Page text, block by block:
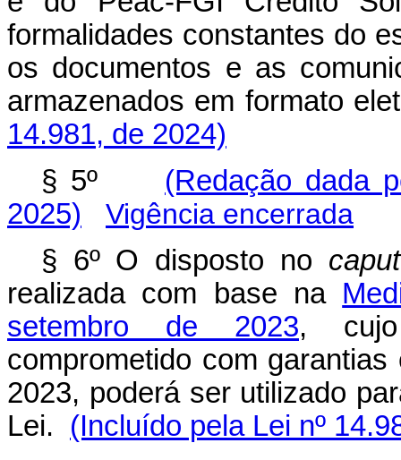
formalidades constantes do
os documentos e as
armazenados em formato
14.981, de 2024)
§ 5º (Redação dada
2025)
Vigência encerrada
§ 6º O disposto no caput
realizada com base na
setembro de 2023, cujo
comprometido com
2023, poderá ser utilizado
Lei. (Incluído pela Lei nº